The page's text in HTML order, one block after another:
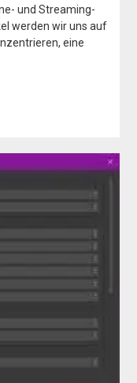
und Streaming-
werden wir uns auf
eine